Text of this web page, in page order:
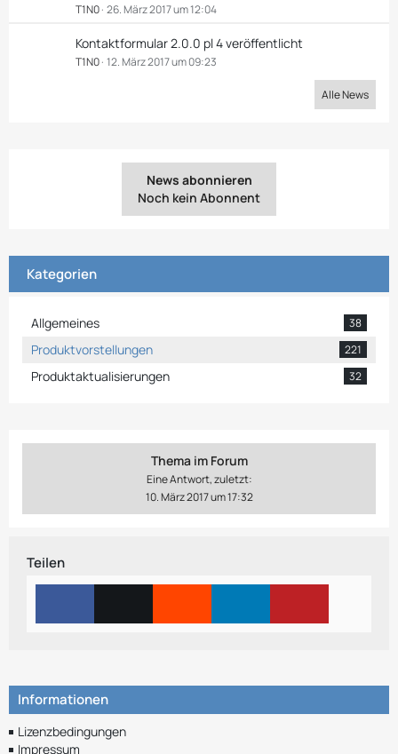
T1N0 26. März 2017 um 12:04
Kontaktformular 2.0.0 pl 4 veröffentlicht
T1N0 12. März 2017 um 09:23
Alle News
News abonnieren
Noch kein Abonnent
Kategorien
Allgemeines 38
Produktvorstellungen 221
Produktaktualisierungen 32
Thema im Forum
Eine Antwort, zuletzt:
10. März 2017 um 17:32
Teilen
Informationen
Lizenzbedingungen
Impressum